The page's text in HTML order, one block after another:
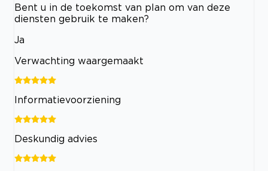
Bent u in de toekomst van plan om van deze
diensten gebruik te maken?
Ja
Verwachting waargemaakt
Informatievoorziening
Deskundig advies